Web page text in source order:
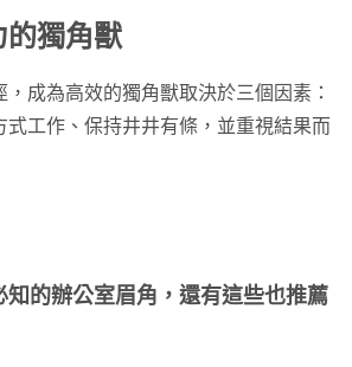
的獨角獸
成為高效的獨角獸取決於三個因素：
式工作、保持井井有條，並重視結果而
知的辦公室眉角，還有這些也推薦